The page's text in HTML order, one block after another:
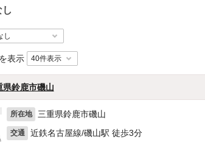
し
表示
県鈴鹿市磯山
所在地 三重県鈴鹿市磯山
交通 近鉄名古屋線/磯山駅 徒歩3分